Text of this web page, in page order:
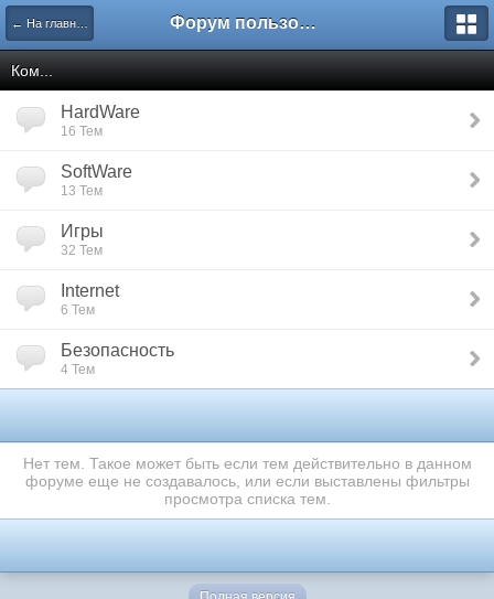
← На главную Форум пользователей ООО "Климовская сеть"
Ком...
HardWare
16 Тем
SoftWare
13 Тем
Игры
32 Тем
Internet
6 Тем
Безопасность
4 Тем
Нет тем. Такое может быть если тем действительно в данном
форуме еще не создавалось, или если выставлены фильтры
просмотра списка тем.